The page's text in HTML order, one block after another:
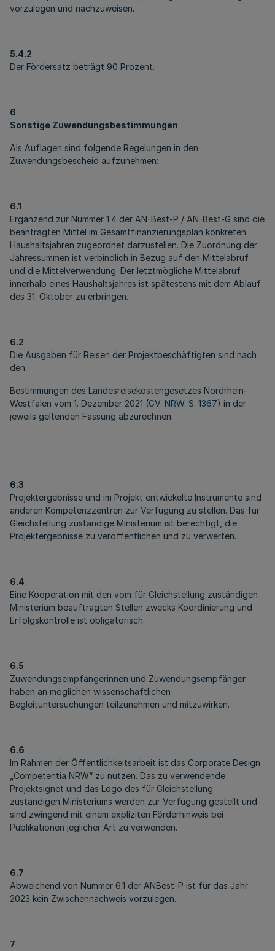
vorzulegen und nachzuweisen.
5.4.2
Der Fördersatz beträgt 90 Prozent.
6
Sonstige Zuwendungsbestimmungen
Als Auflagen sind folgende Regelungen in den
Zuwendungsbescheid aufzunehmen:
6.1
Ergänzend zur Nummer 1.4 der AN-Best-P / AN-Best-G sind die
beantragten Mittel im Gesamtfinanzierungsplan konkreten
Haushaltsjahren zugeordnet darzustellen. Die Zuordnung der
Jahressummen ist verbindlich in Bezug auf den Mittelabruf
und die Mittelverwendung. Der letztmögliche Mittelabruf
innerhalb eines Haushaltsjahres ist spätestens mit dem Ablauf
des 31. Oktober zu erbringen.
6.2
Die Ausgaben für Reisen der Projektbeschäftigten sind nach
den
Bestimmungen des Landesreisekostengesetzes Nordrhein-
Westfalen vom 1. Dezember 2021 (GV. NRW. S. 1367) in der
jeweils geltenden Fassung abzurechnen.
6.3
Projektergebnisse und im Projekt entwickelte Instrumente sind
anderen Kompetenzzentren zur Verfügung zu stellen. Das für
Gleichstellung zuständige Ministerium ist berechtigt, die
Projektergebnisse zu veröffentlichen und zu verwerten.
6.4
Eine Kooperation mit den vom für Gleichstellung zuständigen
Ministerium beauftragten Stellen zwecks Koordinierung und
Erfolgskontrolle ist obligatorisch.
6.5
Zuwendungsempfängerinnen und Zuwendungsempfänger
haben an möglichen wissenschaftlichen
Begleituntersuchungen teilzunehmen und mitzuwirken.
6.6
Im Rahmen der Öffentlichkeitsarbeit ist das Corporate Design
„Competentia NRW“ zu nutzen. Das zu verwendende
Projektsignet und das Logo des für Gleichstellung
zuständigen Ministeriums werden zur Verfügung gestellt und
sind zwingend mit einem expliziten Förderhinweis bei
Publikationen jeglicher Art zu verwenden.
6.7
Abweichend von Nummer 6.1 der ANBest-P ist für das Jahr
2023 kein Zwischennachweis vorzulegen.
7